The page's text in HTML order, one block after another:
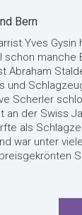
Bern
Yves Gysin
schon manche
Abraham
und
Scherler
an der Swiss
als
war unter